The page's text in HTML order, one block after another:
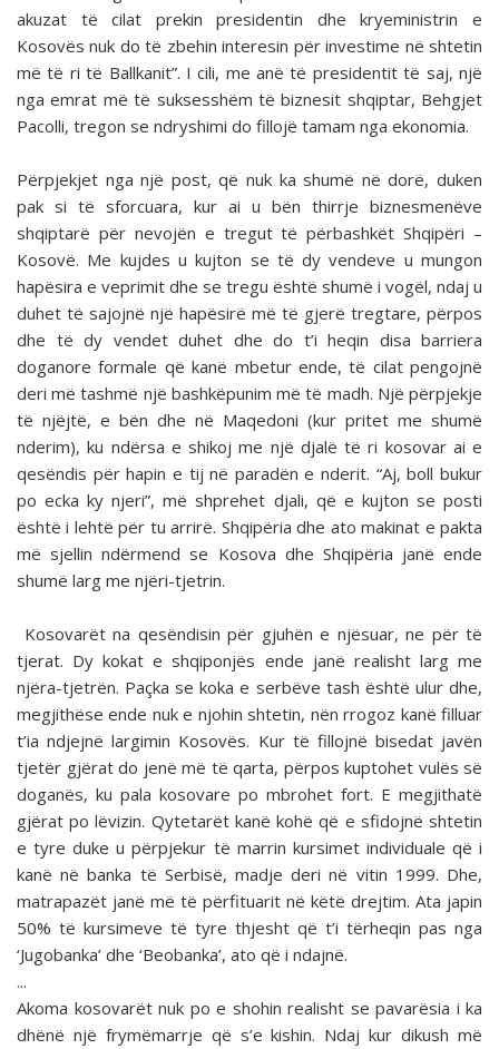
akuzat të cilat prekin presidentin dhe kryeministrin e
Kosovës nuk do të zbehin interesin për investime në shtetin
më të ri të Ballkanit”. I cili, me anë të presidentit të saj, një
nga emrat më të suksesshëm të biznesit shqiptar, Behgjet
Pacolli, tregon se ndryshimi do fillojë tamam nga ekonomia.
Përpjekjet nga një post, që nuk ka shumë në dorë, duken
pak si të sforcuara, kur ai u bën thirrje biznesmenëve
shqiptarë për nevojën e tregut të përbashkët Shqipëri –
Kosovë. Me kujdes u kujton se të dy vendeve u mungon
hapësira e veprimit dhe se tregu është shumë i vogël, ndaj u
duhet të sajojnë një hapësirë më të gjerë tregtare, përpos
dhe të dy vendet duhet dhe do t’i heqin disa barriera
doganore formale që kanë mbetur ende, të cilat pengojnë
deri më tashmë një bashkëpunim më të madh. Një përpjekje
të njëjtë, e bën dhe në Maqedoni (kur pritet me shumë
nderim), ku ndërsa e shikoj me një djalë të ri kosovar ai e
qesëndis për hapin e tij në paradën e nderit. “Aj, boll bukur
po ecka ky njeri”, më shprehet djali, që e kujton se posti
është i lehtë për tu arrirë. Shqipëria dhe ato makinat e pakta
më sjellin ndërmend se Kosova dhe Shqipëria janë ende
shumë larg me njëri-tjetrin.
Kosovarët na qesëndisin për gjuhën e njësuar, ne për të
tjerat. Dy kokat e shqiponjës ende janë realisht larg me
njëra-tjetrën. Paçka se koka e serbëve tash është ulur dhe,
megjithëse ende nuk e njohin shtetin, nën rrogoz kanë filluar
t’ia ndjejnë largimin Kosovës. Kur të fillojnë bisedat javën
tjetër gjërat do jenë më të qarta, përpos kuptohet vulës së
doganës, ku pala kosovare po mbrohet fort. E megjithatë
gjërat po lëvizin. Qytetarët kanë kohë që e sfidojnë shtetin
e tyre duke u përpjekur të marrin kursimet individuale që i
kanë në banka të Serbisë, madje deri në vitin 1999. Dhe,
matrapazët janë më të përfituarit në këtë drejtim. Ata japin
50% të kursimeve të tyre thjesht që t’i tërheqin pas nga
‘Jugobanka’ dhe ‘Beobanka’, ato që i ndajnë.
...
Akoma kosovarët nuk po e shohin realisht se pavarësia i ka
dhënë një frymëmarrje që s’e kishin. Ndaj kur dikush më